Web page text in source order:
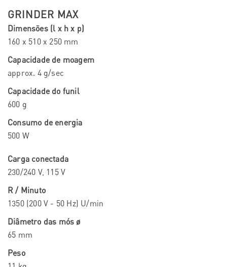
GRINDER MAX
Dimensões (l x h x p)
160 x 510 x 250 mm
Capacidade de moagem
approx. 4 g/sec
Capacidade do funil
600 g
Consumo de energia
500 W
Carga conectada
230/240 V, 115 V
R / Minuto
1350 (200 V - 50 Hz) U/min
Diâmetro das mós ø
65 mm
Peso